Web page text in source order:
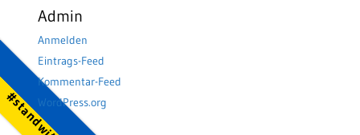
Admin
Anmelden
Eintrags-Feed
Kommentar-Feed
WordPress.org